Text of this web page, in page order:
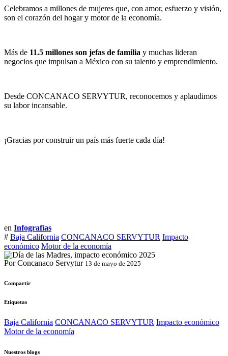
Celebramos a millones de mujeres que, con amor, esfuerzo y visión,
son el corazón del hogar y motor de la economía.
Más de 11.5 millones son jefas de familia y muchas lideran
negocios que impulsan a México con su talento y emprendimiento.
Desde CONCANACO SERVYTUR, reconocemos y aplaudimos
su labor incansable.
¡Gracias por construir un país más fuerte cada día!
en Infografías
# Baja California CONCANACO SERVYTUR Impacto
económico Motor de la economía
Por Concanaco Servytur 13 de mayo de 2025
Compartir
Etiquetas
Baja California CONCANACO SERVYTUR Impacto económico
Motor de la economía
Nuestros blogs